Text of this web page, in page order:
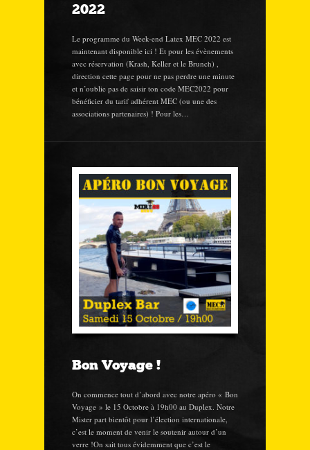
2022
Le programme du Week-end Latex MEC 2022 est
maintenant disponible ici ! Et pour les évènements
avec réservation (Krash, Keller et le Brunch) ,
direction cette page pour ne pas perdre une minute
et n’oublie pas de saisir ton code MEC2022 pour
bénéficier du tarif adhérent MEC (ou une des
associations partenaires) ! Pour les…
Bon Voyage !
On commence tout d’abord avec notre apéro « Bon
Voyage » le 15 Octobre à 19h00 au Duplex. Notre
Mister part bientôt pour l’élection internationale,
c’est le moment de venir le soutenir autour d’un
verre !On sait tous évidemment que c’est le